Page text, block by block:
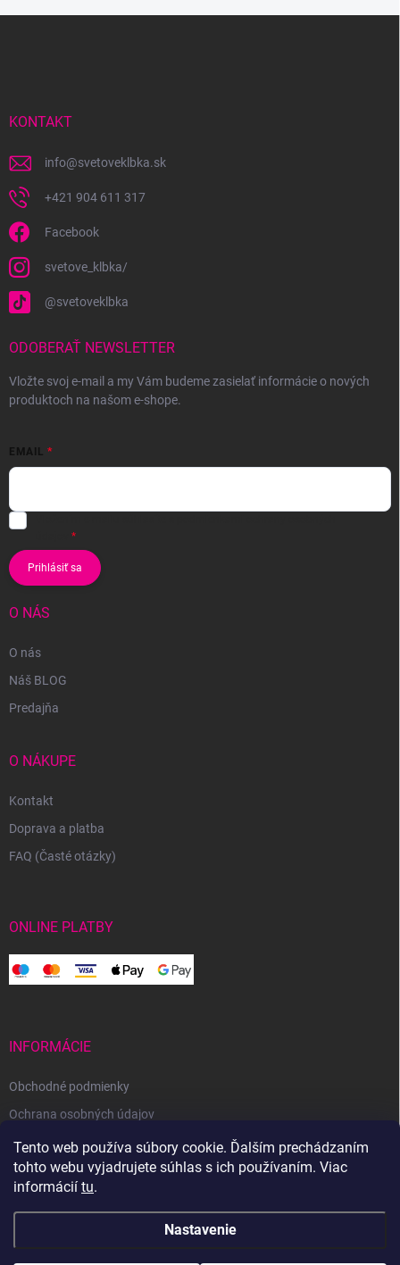
Tento web používa súbory cookie. Ďalším prechádzaním
tohto webu vyjadrujete súhlas s ich používaním. Viac
informácií tu.
Nastavenie
KONTAKT
info@svetoveklbka.sk
+421 904 611 317
Facebook
svetove_klbka/
@svetoveklbka
ODOBERAŤ NEWSLETTER
Vložte svoj e-mail a my Vám budeme zasielať informácie o nových
produktoch na našom e-shope.
EMAIL
Prihlásiť sa
O NÁS
O nás
Náš BLOG
Predajňa
O NÁKUPE
Kontakt
Doprava a platba
FAQ (Časté otázky)
ONLINE PLATBY
INFORMÁCIE
Obchodné podmienky
Ochrana osobných údajov
Reklamačný poriadok
Odstúpenie od zmluvy